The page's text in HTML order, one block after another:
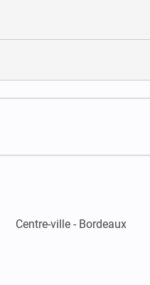
Centre-ville - Bordeaux